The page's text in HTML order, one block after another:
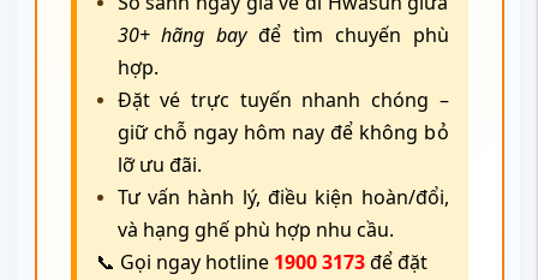
30+ hãng bayđể tìm chuyến phù
hợp.
Đặt vé trực tuyến nhanh chóng –
giữ chỗ ngay hôm nay để không bỏ
lỡ ưu đãi.
Tư vấn hành lý, điều kiện hoàn/đổi,
và hạng ghế phù hợp nhu cầu.
📞 Gọi ngay hotline 1900 3173để đặt